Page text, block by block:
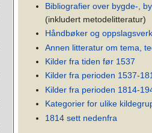
Bibliografier over bygde-,
(inkludert metodelitteratur)
Håndbøker og
Annen litteratur om tema,
Kilder fra tiden før 1537
Kilder fra perioden 1537-
Kilder fra perioden 1814-
Kategorier for ulike
1814 sett nedenfra